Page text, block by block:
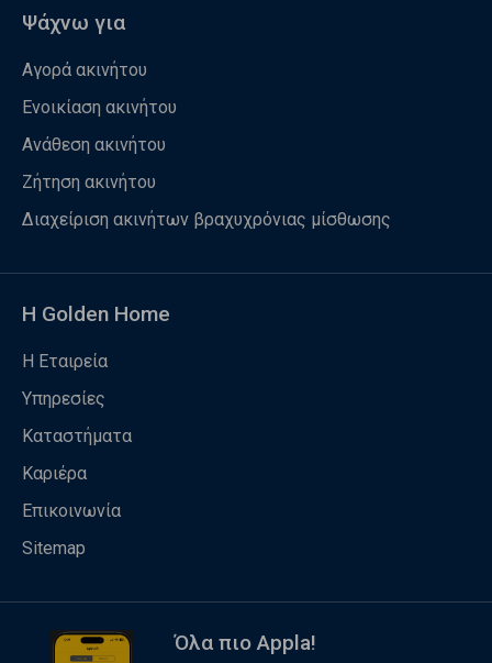
Ψάχνω για
Αγορά ακινήτου
Ενοικίαση ακινήτου
Ανάθεση ακινήτου
Ζήτηση ακινήτου
Διαχείριση ακινήτων βραχυχρόνιας μίσθωσης
Η Golden Home
Η Εταιρεία
Υπηρεσίες
Καταστήματα
Καριέρα
Επικοινωνία
Sitemap
Όλα πιο Appla!